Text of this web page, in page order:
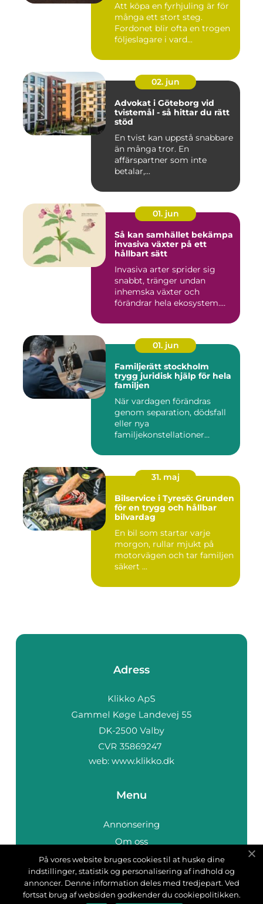
Att köpa en fyrhjuling är för
många ett stort steg.
Fordonet blir ofta en trogen
följeslagare i vard...
02. jun
Advokat i Göteborg vid
tvistemål - så hittar du rätt
stöd
En tvist kan uppstå snabbare
än många tror. En
affärspartner som inte
betalar,...
01. jun
Så kan samhället bekämpa
invasiva växter på ett
hållbart sätt
Invasiva arter sprider sig
snabbt, tränger undan
inhemska växter och
förändrar hela ekosystem.
01. jun
Familjerätt stockholm
trygg juridisk hjälp för hela
familjen
När vardagen förändras
genom separation, dödsfall
eller nya
familjekonstellationer
31. maj
Bilservice i Tyresö: Grunden
för en trygg och hållbar
bilvardag
En bil som startar varje
morgon, rullar mjukt på
motorvägen och tar familjen
säkert ...
Adress
web: www.klikko.dk
Menu
Annonsering
Om oss
Cookies
Kontakta oss
Sitemap
På vores website bruges cookies til at huske dine
indstillinger, statistik og personalisering af indhold og
annoncer. Denne information deles med tredjepart. Ved
fortsat brug af websiden godkender du cookiepolitikken.